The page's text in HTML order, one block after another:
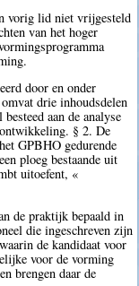
vorig lid niet vrijgesteld
van het hoger
door en onder
drie inhoudsdelen
aan de analyse
§ 2. De
GPBHO gedurende
ploeg bestaande uit
uitoefent, «
de praktijk bepaald in
die ingeschreven zijn
de kandidaat voor
voor de vorming
brengen daar de